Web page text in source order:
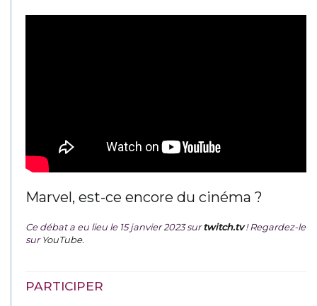
Marvel, est-ce encore du cinéma ?
Ce débat a eu lieu le 15 janvier 2023 surtwitch.tv ! Regardez-le
surYouTube.
PARTICIPER